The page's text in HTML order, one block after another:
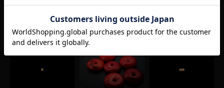
RECOMMEND ITEM あなたへおすすめ商品